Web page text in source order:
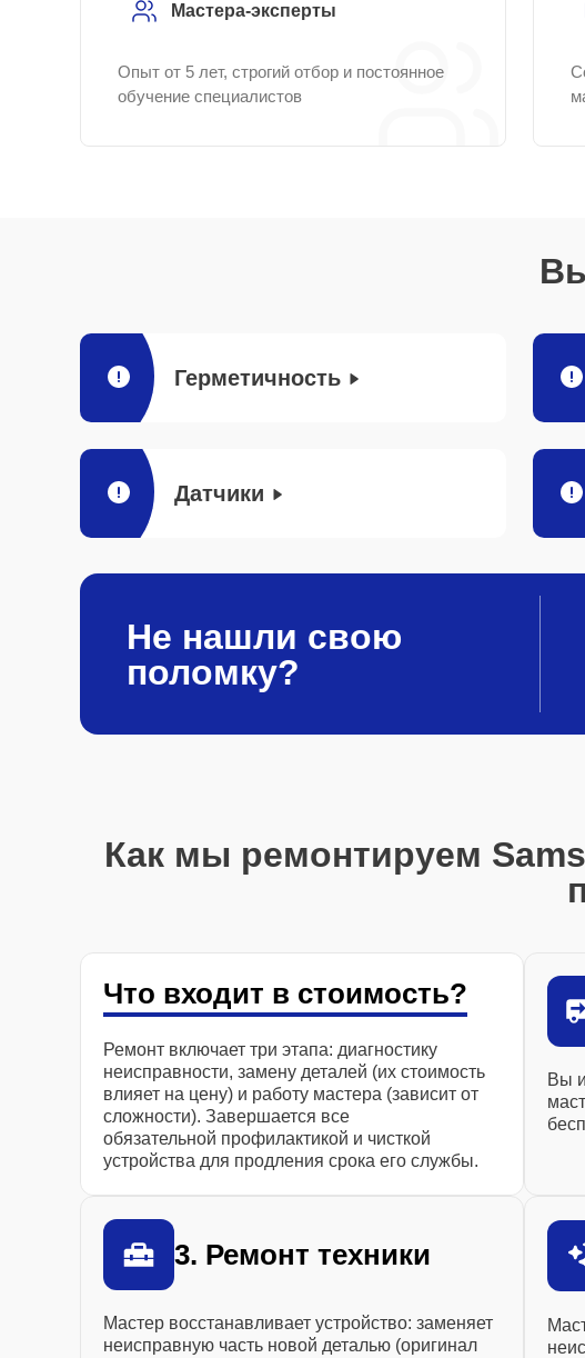
Мастера-эксперты
Опыт от 5 лет, строгий отбор и постоянное
обучение специалистов
Герметичность
Датчики
Не нашли свою
поломку?
Как мы ремонтируем
Что входит в стоимость?
Ремонт включает три этапа: диагностику
неисправности, замену деталей (их стоимость
влияет на цену) и работу мастера (зависит от
сложности). Завершается все
обязательной профилактикой и чисткой
устройства для продления срока его службы.
Вы
3. Ремонт техники
Мастер восстанавливает устройство: заменяет
неисправную часть новой деталью (оригинал